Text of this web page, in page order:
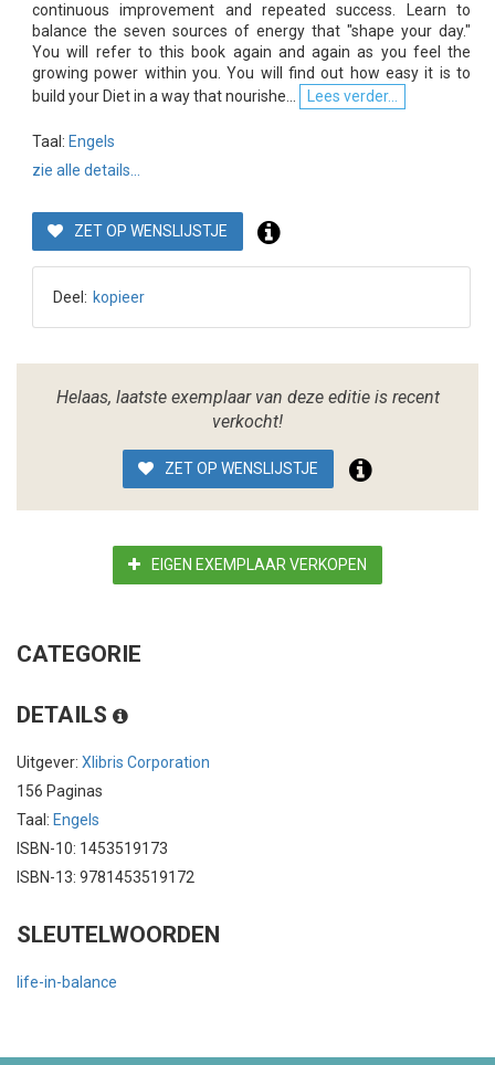
continuous improvement and repeated success. Learn to
balance the seven sources of energy that "shape your day."
You will refer to this book again and again as you feel the
growing power within you. You will find out how easy it is to
build your Diet in a way that nourishe...
Lees verder...
Taal: Engels
zie alle details...
ZET OP WENSLIJSTJE
Deel: kopieer
Helaas, laatste exemplaar van deze editie is recent
verkocht!
ZET OP WENSLIJSTJE
EIGEN EXEMPLAAR VERKOPEN
CATEGORIE
DETAILS
Uitgever: Xlibris Corporation
156 Paginas
Taal: Engels
ISBN-10: 1453519173
ISBN-13: 9781453519172
SLEUTELWOORDEN
life-in-balance